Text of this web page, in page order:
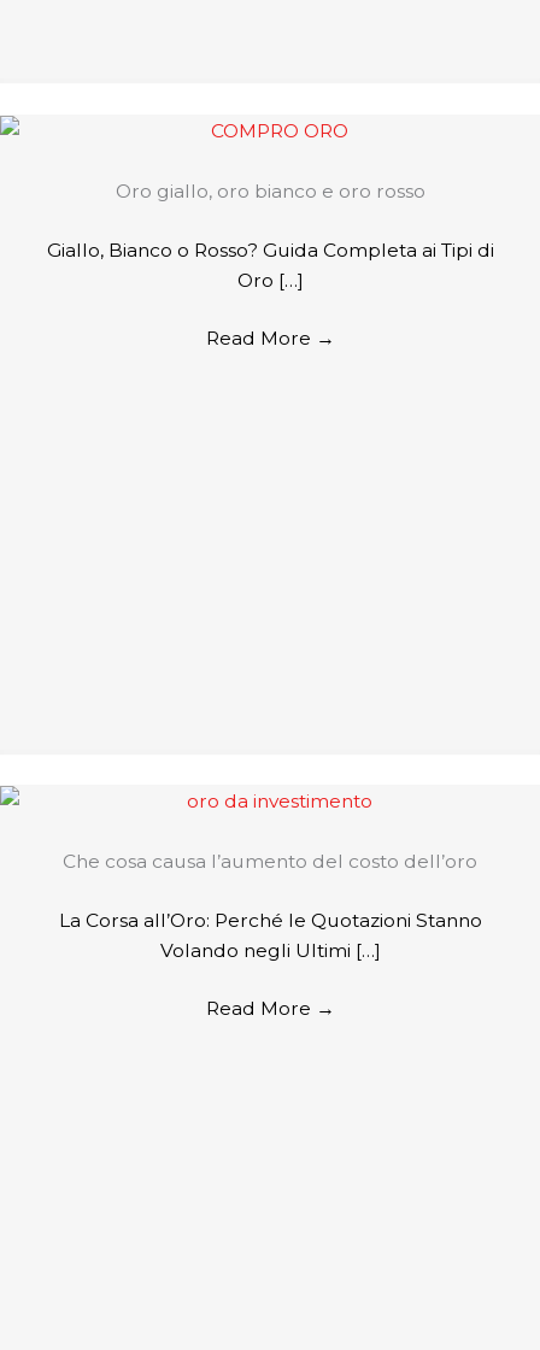
Oro giallo, oro bianco e oro rosso
Giallo, Bianco o Rosso? Guida Completa ai Tipi di
Oro […]
Read More →
Che cosa causa l’aumento del costo dell’oro
La Corsa all’Oro: Perché le Quotazioni Stanno
Volando negli Ultimi […]
Read More →